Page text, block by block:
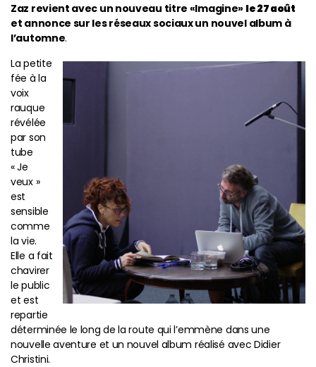
Zaz revient avec un nouveau titre «Imagine» le 27 août
et annonce sur les réseaux sociaux un nouvel album à
l’automne.
La petite
fée à la
voix
rauque
révélée
par son
tube
« Je
veux »
est
sensible
comme
la vie.
Elle a fait
chavirer
le public
et est
repartie
déterminée le long de la route qui l’emmène dans une
nouvelle aventure et un nouvel album réalisé avec Didier
Christini.